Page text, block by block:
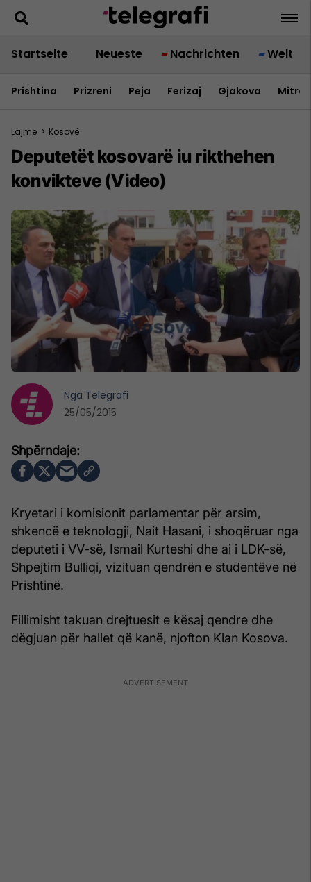
Startseite Neueste Nachrichten Welt
Prishtina Prizreni Peja Ferizaj Gjakova
Lajme > Kosovë
Deputetët kosovarë iu rikthehen
konvikteve (Video)
Kryetari i komisionit parlamentar për arsim,
shkencë e teknologji, Nait Hasani, i shoqëruar nga
deputeti i VV-së, Ismail Kurteshi dhe ai i LDK-së,
Shpejtim Bulliqi, vizituan qendrën e studentëve në
Prishtinë.
Fillimisht takuan drejtuesit e kësaj qendre dhe
dëgjuan për hallet që kanë, njofton Klan Kosova.
Nga Telegrafi
25/05/2015